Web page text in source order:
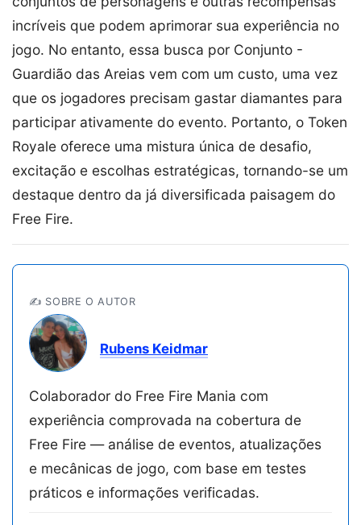
incríveis que podem aprimorar sua experiência no
jogo. No entanto, essa busca por Conjunto -
Guardião das Areias vem com um custo, uma vez
que os jogadores precisam gastar diamantes para
participar ativamente do evento. Portanto, o Token
Royale oferece uma mistura única de desafio,
excitação e escolhas estratégicas, tornando-se um
destaque dentro da já diversificada paisagem do
Free Fire.
✍️ SOBRE O AUTOR
Rubens Keidmar
Colaborador do Free Fire Mania com
experiência comprovada na cobertura de
Free Fire — análise de eventos, atualizações
e mecânicas de jogo, com base em testes
práticos e informações verificadas.